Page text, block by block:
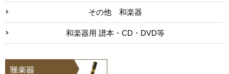
その他 和楽器
和楽器用 譜本・CD・DVD等